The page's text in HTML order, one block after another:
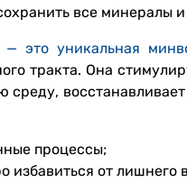
все минералы
— это уникальная
тракта. Она
среду,
процессы;
избавиться от лишнего